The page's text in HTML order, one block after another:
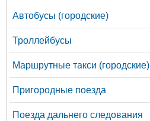
Автобусы (городские)
Троллейбусы
Маршрутные такси (городские)
Пригородные поезда
Поезда дальнего следования